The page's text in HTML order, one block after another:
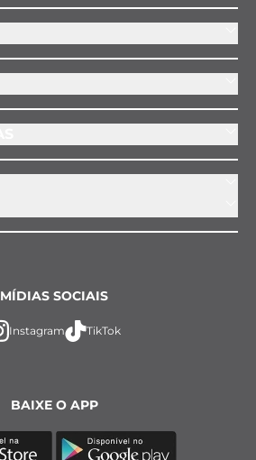
BAIXE O APP
MÍDIAS SOCIAIS
Instagram TikTok